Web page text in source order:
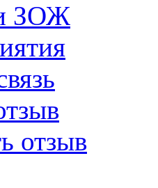
ЗОЖ
отзыв